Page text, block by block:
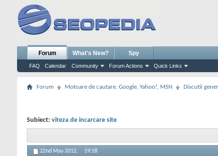
Forum
FAQ Calendar Community Forum Actions Quick Links
What's New? Spy
Forum Motoare de cautare. Google, Yahoo!, MSN Discutii
Subiect: viteza de incarcare site
22nd May 2012, 19:18